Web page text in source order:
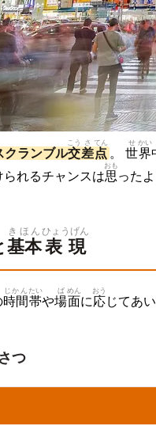
クランブル交
こう
差
さ
点
てん
。 世
せ
界
かい
られるチャンスは思
おも
ったよ
基本
きほん
表現
ひょうげん
時間
じかん
帯
たい
や場
ば
面
めん
に応
おう
じてあ
つ